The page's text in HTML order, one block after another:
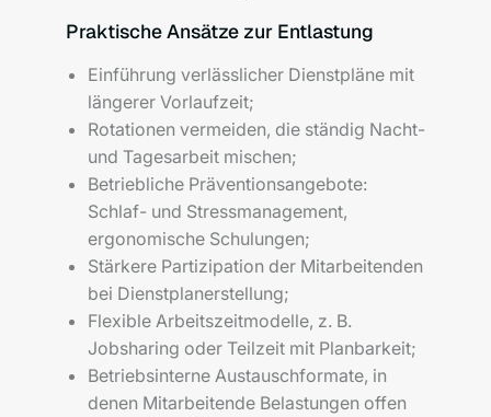
Praktische Ansätze zur Entlastung
Einführung verlässlicher Dienstpläne mit
längerer Vorlaufzeit;
Rotationen vermeiden, die ständig Nacht-
und Tagesarbeit mischen;
Betriebliche Präventionsangebote:
Schlaf- und Stressmanagement,
ergonomische Schulungen;
Stärkere Partizipation der Mitarbeitenden
bei Dienstplanerstellung;
Flexible Arbeitszeitmodelle, z. B.
Jobsharing oder Teilzeit mit Planbarkeit;
Betriebsinterne Austauschformate, in
denen Mitarbeitende Belastungen offen